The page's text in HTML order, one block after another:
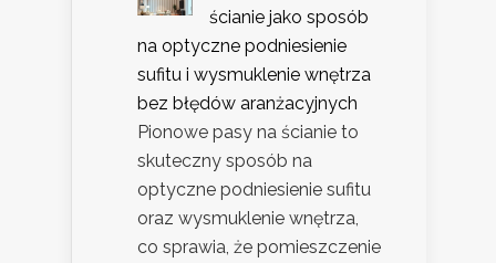
ścianie jako sposób
na optyczne podniesienie
sufitu i wysmuklenie wnętrza
bez błędów aranżacyjnych
Pionowe pasy na ścianie to
skuteczny sposób na
optyczne podniesienie sufitu
oraz wysmuklenie wnętrza,
co sprawia, że pomieszczenie